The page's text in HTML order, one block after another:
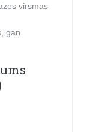
virsmas
gan